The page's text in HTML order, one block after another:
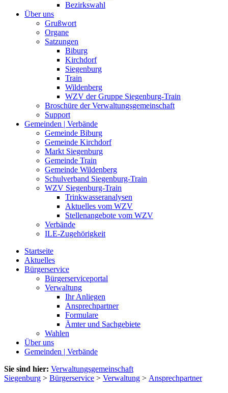
Bezirkswahl
Über uns
Grußwort
Organe
Satzungen
Biburg
Kirchdorf
Siegenburg
Train
Wildenberg
WZV der Gruppe Siegenburg-Train
Broschüre der Verwaltungsgemeinschaft
Support
Gemeinden | Verbände
Gemeinde Biburg
Gemeinde Kirchdorf
Markt Siegenburg
Gemeinde Train
Gemeinde Wildenberg
Schulverband Siegenburg-Train
WZV Siegenburg-Train
Trinkwasseranalysen
Aktuelles vom WZV
Stellenangebote vom WZV
Verbände
ILE-Zugehörigkeit
Startseite
Aktuelles
Bürgerservice
Bürgerserviceportal
Verwaltung
Ihr Anliegen
Ansprechpartner
Formulare
Ämter und Sachgebiete
Wahlen
Über uns
Gemeinden | Verbände
Sie sind hier: Verwaltungsgemeinschaft
Siegenburg > Bürgerservice > Verwaltung > Ansprechpartner